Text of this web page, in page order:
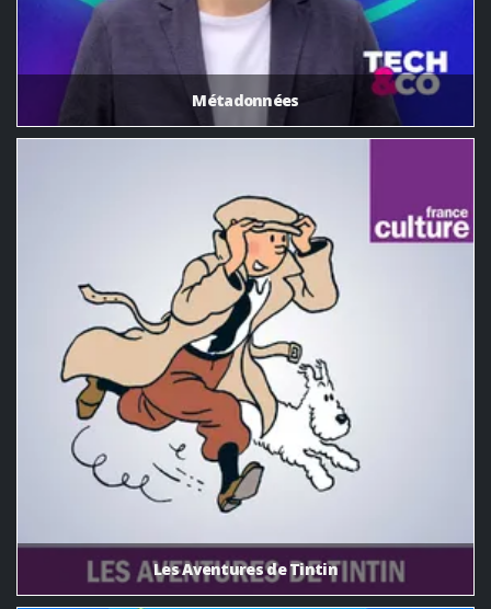
Métadonnées
Les Aventures de Tintin